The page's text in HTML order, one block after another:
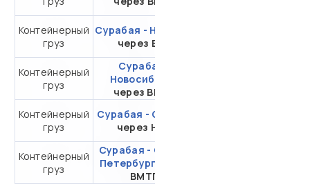
Контейнерный
груз
Сурабая - Находка
через ВСК
Контейнерный
груз
Сурабая -
Новосибирск
через ВМТП
Контейнерный
груз
Сурабая - Самара
через НЛЭ
Контейнерный
груз
Сурабая - Санкт-
Петербург
ВМТП